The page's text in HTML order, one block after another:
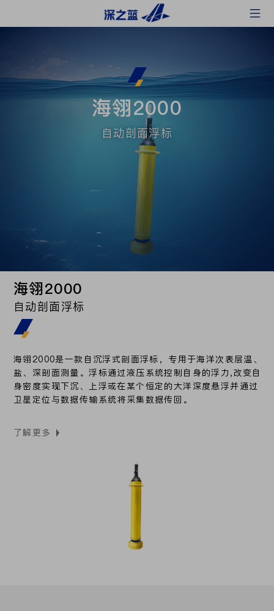
海翎2000
自动剖面浮标
海翎2000
自动剖面浮标
海翎2000是一款自沉浮式剖面浮标，专用于海洋次表层温、
盐、深剖面测量。浮标通过液压系统控制自身的浮力,改变自
身密度实现下沉、上浮或在某个恒定的大洋深度悬浮并通过
卫星定位与数据传输系统将采集数据传回。
了解更多